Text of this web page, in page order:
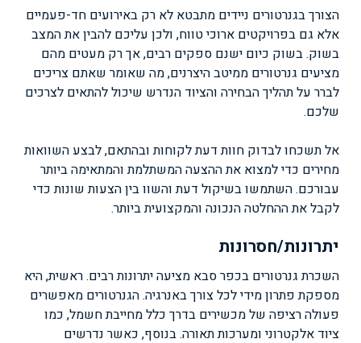
הצורך בגנרטורים ניידים מתבטא לא רק באירועים חד-פעמיים
אלא גם בפרויקטים ארוכי טווח, ולכן עליכם להבין את המצב
בשוק. בשוק כיום ישנם ספקים רבים, אך רק מעטים מהם
מציעים גנרטורים ממיטב היצרנים, מה שאומר שאתם צריכים
לברר על תהליך הבחירה והציוד הנדרש שיכול להתאים לצרכים
שלכם.
אל תשכחו לבדוק חוות דעת לקוחות ובהתאם, לבצע השוואות
מחירים כדי למצוא את ההצעה המשתלמת והמתאימה ביותר
עבורכם. השתמשו בשיקול דעת והשוו בין הצעות שונות כדי
לקבל את ההחלטה הנכונה והמקצועית ביותר.
יתרונות/חסרונות
השכרת גנרטורים בכפר סבא מציעה יתרונות רבים. ראשית, היא
מספקת פתרון מידי לכל צורך באנרגיה. הגנרטורים מאפשרים
פעולה רציפה של מכשירים בדרך כלל מחייבת חשמל, כמו
ציוד אלקטרוני ומערכות תאורה. בנוסף, כאשר נדרשים